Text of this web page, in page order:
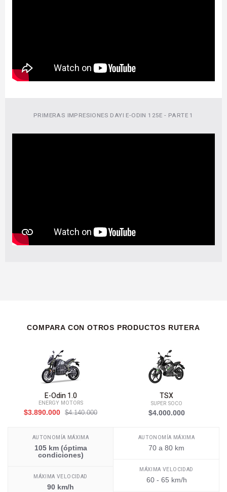
PRIMERAS IMPRESIONES DAYI E-ODIN 125E - PARTE 1
COMPARA CON OTROS PRODUCTOS RUTERA
E-Odin 1.0
ENERGY MOTORS
$3.890.000
$4.140.000
AUTONOMÍA MÁXIMA
105 km (óptima
condiciones)
MÁXIMA VELOCIDAD
90 km/h
TSX
SUPER SOCO
$4.000.000
AUTONOMÍA MÁXIMA
70 a 80 km
MÁXIMA VELOCIDAD
60 - 65 km/h